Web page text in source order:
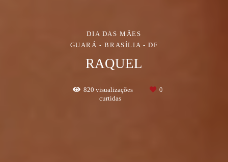
DIA DAS MÃES
GUARÁ - BRASÍLIA - DF
RAQUEL
820 visualizações
0
curtidas